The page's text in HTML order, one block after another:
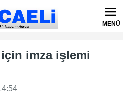
MENÜ
imza işlemi